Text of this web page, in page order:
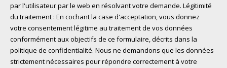
par l'utilisateur par le web en résolvant votre demande. Légitimité
du traitement : En cochant la case d'acceptation, vous donnez
votre consentement légitime au traitement de vos données
conformément aux objectifs de ce formulaire, décrits dans la
politique de confidentialité. Nous ne demandons que les données
strictement nécessaires pour répondre correctement à votre